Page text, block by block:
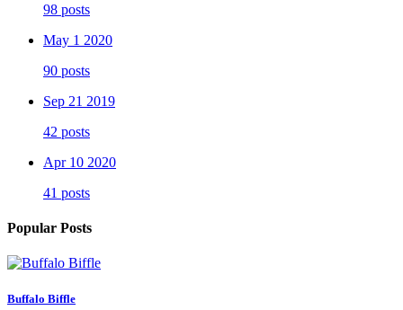
98 posts
May 1 2020
90 posts
Sep 21 2019
42 posts
Apr 10 2020
41 posts
Popular Posts
Buffalo Biffle